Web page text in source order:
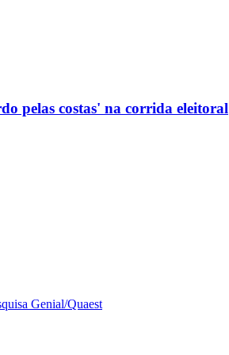
pelas costas' na corrida eleitoral
Genial/Quaest